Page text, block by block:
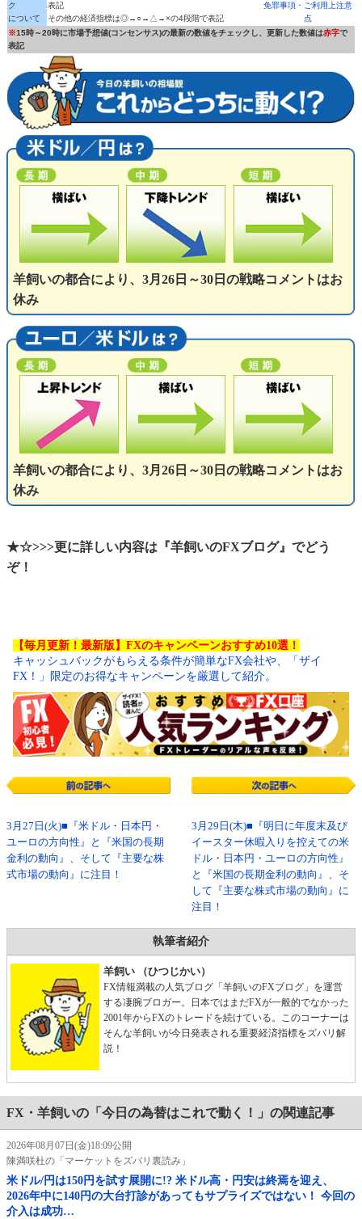
ク
について
表記
その他の経済指標は◎→○→△→×の4段階で表記
免罪事項・ご利用上注意
点
※15時～20時に市場予想値(コンセンサス)の最新の数値をチェックし、更新した数値は赤字で
表記
羊飼いの都合により、3月26日～30日の戦略コメントはお
休み
羊飼いの都合により、3月26日～30日の戦略コメントはお
休み
★☆>>>更に詳しい内容は『羊飼いのFXブログ』でどう
ぞ！
【毎月更新！最新版】FXのキャンペーンおすすめ10選！
キャッシュバックがもらえる条件が簡単なFX会社や、「ザイ
FX！」限定のお得なキャンペーンを厳選して紹介。
3月27日(火)■『米ドル・日本円・
ユーロの方向性』と『米国の長期
金利の動向』、そして『主要な株
式市場の動向』に注目！
3月29日(木)■『明日に年度末及び
イースター休暇入りを控えての米
ドル・日本円・ユーロの方向性』
と『米国の長期金利の動向』、そ
して『主要な株式市場の動向』に
注目！
執筆者紹介
羊飼い （ひつじかい）
FX情報満載の人気ブログ「羊飼いのFXブログ」を運営
する凄腕ブロガー。日本ではまだFXが一般的でなかった
2001年からFXのトレードを続けている。このコーナーは
そんな羊飼いが今日発表される重要経済指標をズバリ解
説！
FX・羊飼いの「今日の為替はこれで動く！」の関連記事
2026年08月07日(金)18:09公開
陳満咲杜の「マーケットをズバリ裏読み」
米ドル/円は150円を試す展開に!? 米ドル高・円安は終焉を迎え、
2026年中に140円の大台打診があってもサプライズではない！ 今回の
介入は成功…